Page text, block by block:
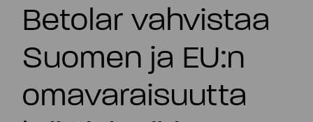
YRITYS
SIJOITTAJILLE
Ota yhteyttä
Betolar vahvistaa
Suomen ja EU:n
omavaraisuutta